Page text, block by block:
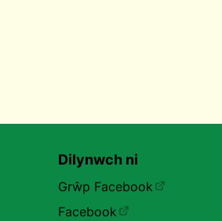
Dilynwch ni
Grŵp Facebook
Facebook